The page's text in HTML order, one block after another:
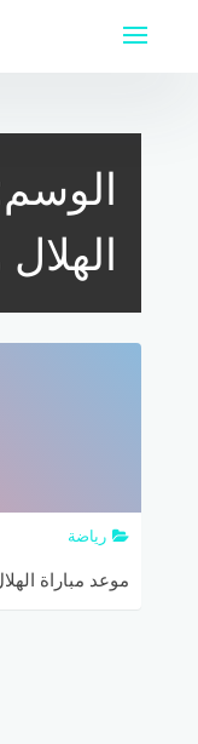
رياضة
موعد مباراة